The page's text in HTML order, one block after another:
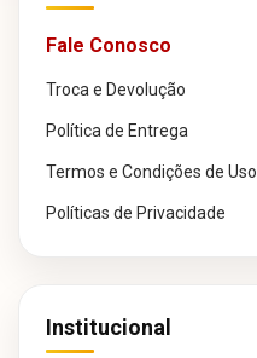
Fale Conosco
Troca e Devolução
Política de Entrega
Termos e Condições de Uso
Políticas de Privacidade
Institucional